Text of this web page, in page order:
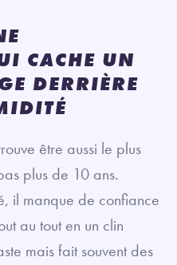
CACHE UN
DERRIÈRE
être aussi le plus
plus de 10 ans.
il manque de confiance
au tout en un clin
mais fait souvent des